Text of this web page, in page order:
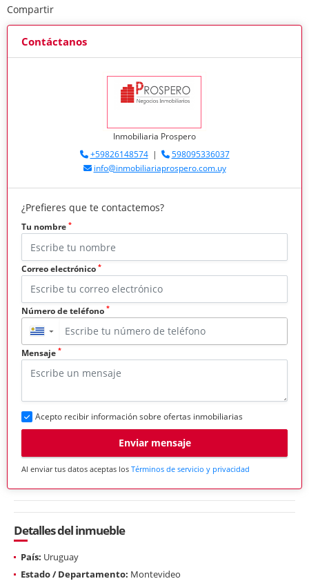
Compartir
Contáctanos
Inmobiliaria Prospero
+59826148574|
598095336037
info@inmobiliariaprospero.com.uy
¿Prefieres que te contactemos?
Tu nombre *
Correo electrónico *
Número de teléfono *
▼
Mensaje *
Acepto recibir información sobre ofertas inmobiliarias
Enviar mensaje
Al enviar tus datos aceptas los Términos de servicio y privacidad
Detalles del inmueble
País: Uruguay
Estado / Departamento: Montevideo